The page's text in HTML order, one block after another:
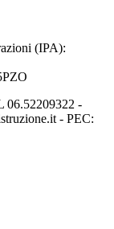
(IPA):
06.52209322 -
- PEC: